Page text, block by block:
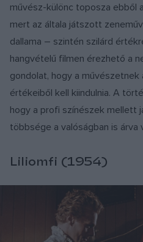
művész-különc toposza ebből
mert az általa játszott
dallama – szintén szilárd
hangvételű filmen érezhető a
gondolat, hogy a művészetnek
értékeiből kell kiindulnia. A
hogy a profi színészek mellett
többsége a valóságban is árva
Liliomfi (1954)